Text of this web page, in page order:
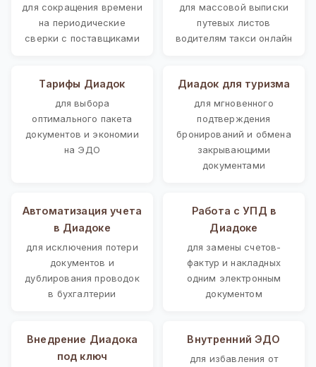
для сокращения времени
на периодические
сверки с поставщиками
для массовой выписки
путевых листов
водителям такси онлайн
Тарифы Диадок
для выбора
оптимального пакета
документов и экономии
на ЭДО
Диадок для туризма
для мгновенного
подтверждения
бронирований и обмена
закрывающими
документами
Автоматизация учета
в Диадоке
для исключения потери
документов и
дублирования проводок
в бухгалтерии
Работа с УПД в
Диадоке
для замены счетов-
фактур и накладных
одним электронным
документом
Внедрение Диадока
под ключ
Внутренний ЭДО
для избавления от